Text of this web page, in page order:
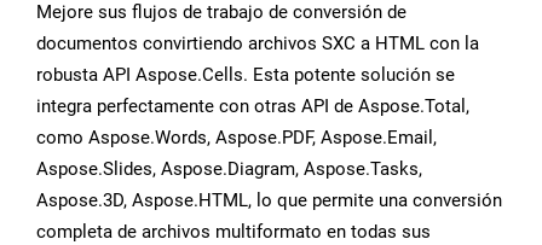
Mejore sus flujos de trabajo de conversión de
documentos convirtiendo archivos SXC a HTML con la
robusta API Aspose.Cells. Esta potente solución se
integra perfectamente con otras API de Aspose.Total,
como Aspose.Words, Aspose.PDF, Aspose.Email,
Aspose.Slides, Aspose.Diagram, Aspose.Tasks,
Aspose.3D, Aspose.HTML, lo que permite una conversión
completa de archivos multiformato en todas sus